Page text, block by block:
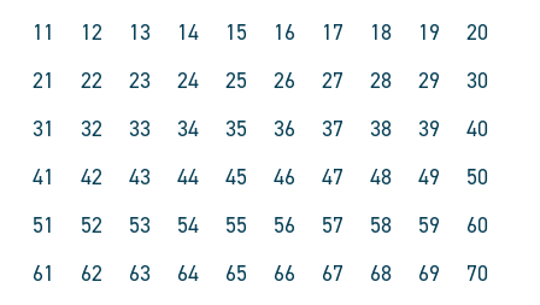
11
12 13 14 15 16 17 18 19
20
21
22 23 24 25 26 27 28 29
30
31
32 33 34 35 36 37 38 39
40
41
42 43 44 45 46 47 48 49
50
51
52 53 54 55 56 57 58 59
60
61
62 63 64 65 66 67 68 69
70